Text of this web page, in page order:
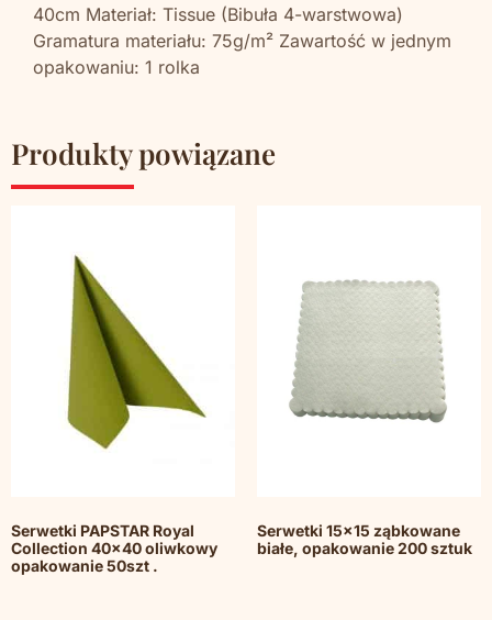
40cm Materiał: Tissue (Bibuła 4-warstwowa)
Gramatura materiału: 75g/m² Zawartość w jednym
opakowaniu: 1 rolka
Produkty powiązane
Serwetki PAPSTAR Royal
Collection 40×40 oliwkowy
opakowanie 50szt .
Serwetki 15×15 ząbkowane
białe, opakowanie 200 sztuk